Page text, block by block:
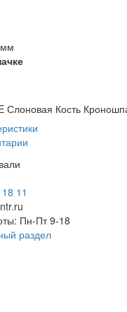
Слоновая Кость
11
Пн-Пт 9-18
раздел